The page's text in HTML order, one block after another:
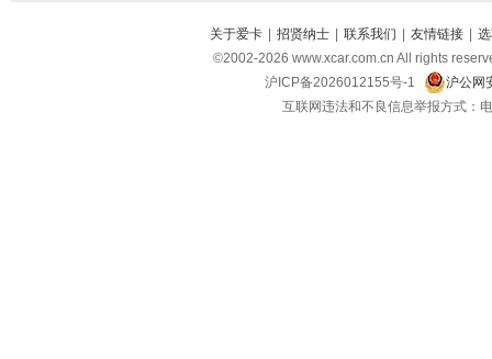
关于爱卡 招贤纳士 联系我们 友情链接
©2002-2026 www.xcar.com.cn All rights
沪ICP备2026012155号-1
沪公网
互联网违法和不良信息举报方式：